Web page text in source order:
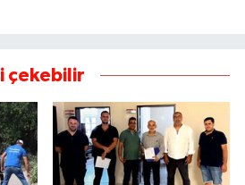
çekebilir